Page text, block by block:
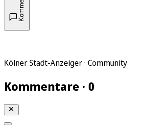
Kölner Stadt-Anzeiger · Community
Kommentare · 0